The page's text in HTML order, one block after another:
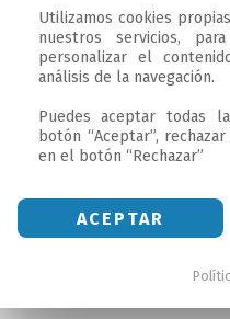
Utilizamos cookies
nuestros servicios,
personalizar el
análisis de la navegación.
Puedes aceptar todas
botón “Aceptar”,
en el botón “Rechazar”
ACEPTAR